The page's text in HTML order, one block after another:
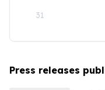
31
Press releases